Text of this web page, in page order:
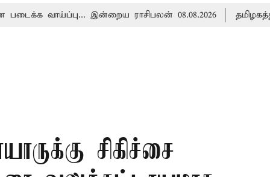
வாய்ப்பு... இன்றைய ராசிபலன் 08.08.2026
சிகிச்சை